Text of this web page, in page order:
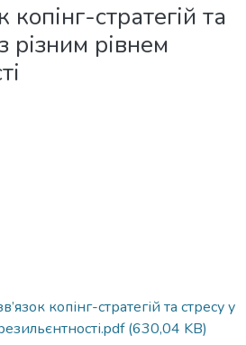
копінг-стратегій та
різним рівнем
копінг-стратегій та стресу у
(630,04 KB)